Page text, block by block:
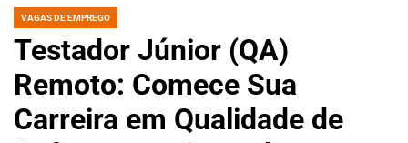
POSTED
VAGAS DE EMPREGO
Testador Júnior (QA)
Remoto: Comece Sua
Carreira em Qualidade de